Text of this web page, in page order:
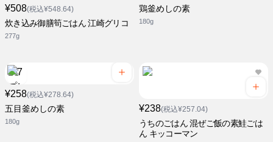
¥508(税込¥548.64)
炊き込み御膳筍ごはん 江崎グリコ
277g
鶏釜めしの素
180g
¥258(税込¥278.64)
五目釜めしの素
180g
¥238(税込¥257.04)
うちのごはん 混ぜご飯の素鮭ごは
ん キッコーマン